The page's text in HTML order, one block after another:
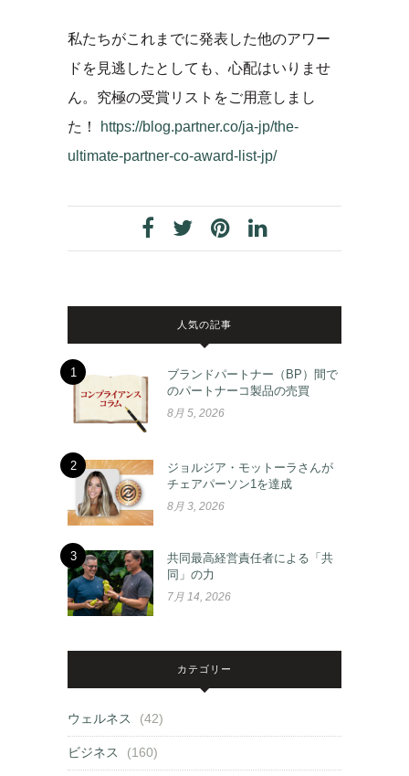
私たちがこれまでに発表した他のアワー
ドを見逃したとしても、心配はいりませ
ん。究極の受賞リストをご用意しまし
た！
https://blog.partner.co/ja-jp/the-
ultimate-partner-co-award-list-jp/
人気の記事
1
ブランドパートナー（BP）間で
のパートナーコ製品の売買
8月 5, 2026
2
ジョルジア・モットーラさんが
チェアパーソン1を達成
8月 3, 2026
3
共同最高経営責任者による「共
同」の力
7月 14, 2026
カテゴリー
ウェルネス (42)
ビジネス (160)